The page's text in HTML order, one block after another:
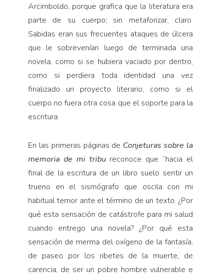
Arcimboldo, porque grafica que la literatura era
parte de su cuerpo; sin metaforizar, claro.
Sabidas eran sus frecuentes ataques de úlcera
que le sobrevenían luego de terminada una
novela, como si se hubiera vaciado por dentro,
como si perdiera toda identidad una vez
finalizado un proyecto literario, como si el
cuerpo no fuera otra cosa que el soporte para la
escritura.
En las primeras páginas de Conjeturas sobre la
me­moria de mi tribu reconoce que “hacia el
final de la es­critura de un libro suelo sentir un
trueno en el sismó­grafo que oscila con mi
habitual temor ante el término de un texto. ¿Por
qué esta sensación de catástrofe para mi salud
cuando entrego una novela? ¿Por qué esta
sensación de merma del oxígeno de la fantasía,
de pa­seo por los ribetes de la muerte, de
carencia, de ser un pobre hombre vulnerable e